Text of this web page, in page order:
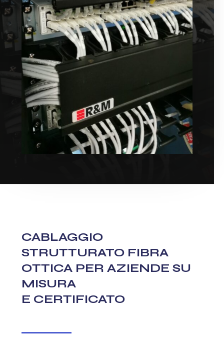
CABLAGGIO
STRUTTURATO FIBRA
OTTICA PER AZIENDE SU
MISURA
E CERTIFICATO